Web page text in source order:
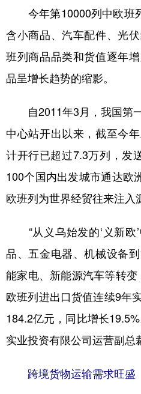
多语种频道
English Español
Русский язык
Deutsch Português
今年第10000列中欧班
含小商品、汽车配件、光
班列商品品类和货值逐年
品呈增长趋势的缩影。
自2011年3月，我国第
中心站开出以来，截至今
计开行已超过7.3万列，发
100个国内出发城市通达欧
欧班列为世界经贸往来注入
“从义乌始发的‘义新欧
品、五金电器、机械设备
能家电、新能源汽车等转变
欧班列进出口货值连续9年
184.2亿元，同比增长
实业投资有限公司运营副总
跨境货物运输需求旺盛